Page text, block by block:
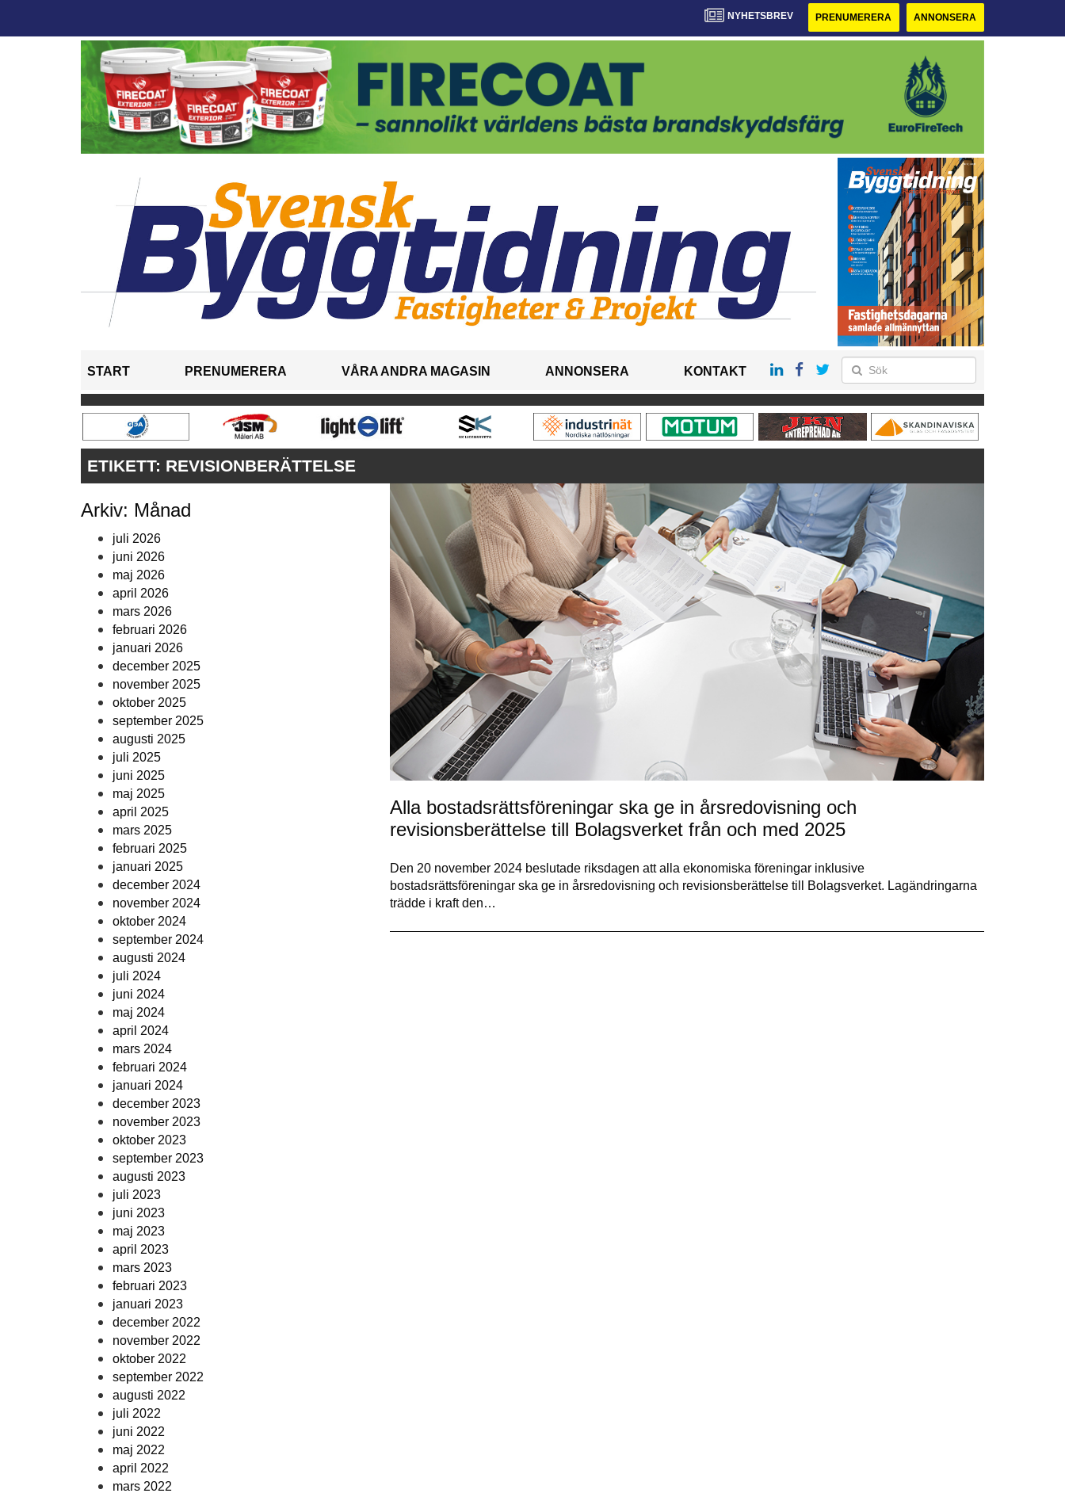
NYHETSBREV PRENUMERERA ANNONSERA
START PRENUMERERA VÅRA ANDRA MAGASIN ANNONSERA KONTAKT
ETIKETT: REVISIONBERÄTTELSE
Arkiv: Månad
juli 2026
juni 2026
maj 2026
april 2026
mars 2026
februari 2026
januari 2026
december 2025
november 2025
oktober 2025
september 2025
augusti 2025
juli 2025
juni 2025
maj 2025
april 2025
mars 2025
februari 2025
januari 2025
december 2024
november 2024
oktober 2024
september 2024
augusti 2024
juli 2024
juni 2024
maj 2024
april 2024
mars 2024
februari 2024
januari 2024
december 2023
november 2023
oktober 2023
september 2023
augusti 2023
juli 2023
juni 2023
maj 2023
april 2023
mars 2023
februari 2023
januari 2023
december 2022
november 2022
oktober 2022
september 2022
augusti 2022
juli 2022
juni 2022
maj 2022
april 2022
mars 2022
Alla bostadsrättsföreningar ska ge in årsredovisning och
revisionsberättelse till Bolagsverket från och med 2025
Den 20 november 2024 beslutade riksdagen att alla ekonomiska föreningar inklusive
bostadsrättsföreningar ska ge in årsredovisning och revisionsberättelse till Bolagsverket. Lagändringarna
trädde i kraft den…